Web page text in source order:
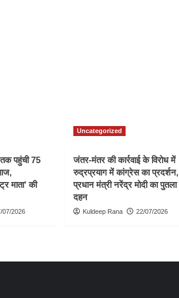
तक पहुंची 75
माता’ की
07/2026
Uncategorized
जंतर-मंतर की कार्रवाई के विरोध में
रुद्रप्रयाग में कांग्रेस का प्रदर्शन,
प्रधान मंत्री नरेंद्र मोदी का पुतला
दहन
Kuldeep Rana 22/07/2026